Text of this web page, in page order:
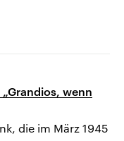
wenn
die im März 1945